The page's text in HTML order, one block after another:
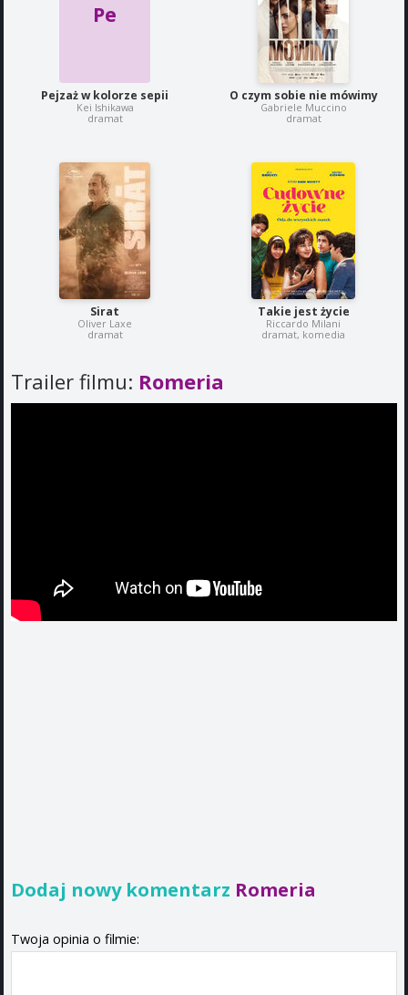
Pe
Pejzaż w kolorze sepii
Kei Ishikawa
dramat
O czym sobie nie mówimy
Gabriele Muccino
dramat
Sirat
Oliver Laxe
dramat
Takie jest życie
Riccardo Milani
dramat, komedia
Trailer filmu: Romeria
Dodaj nowy komentarz Romeria
Twoja opinia o filmie: